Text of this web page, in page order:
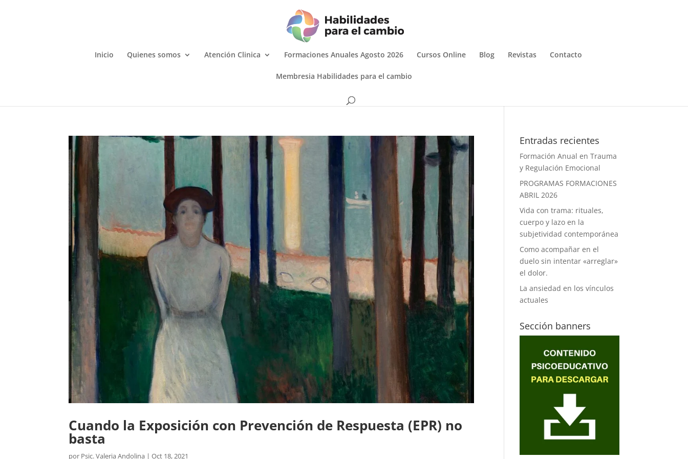
Inicio Quienes somos Atención Clinica Formaciones Anuales Agosto 2026 Cursos Online Blog Revistas Contacto
Membresia Habilidades para el cambio
Cuando la Exposición con Prevención de Respuesta (EPR) no
basta
por Psic. Valeria Andolina |Oct 18, 2021
Entradas recientes
Formación Anual en Trauma
y Regulación Emocional
PROGRAMAS FORMACIONES
ABRIL 2026
Vida con trama: rituales,
cuerpo y lazo en la
subjetividad contemporánea
Como acompañar en el
duelo sin intentar «arreglar»
el dolor.
La ansiedad en los vínculos
actuales
Sección banners